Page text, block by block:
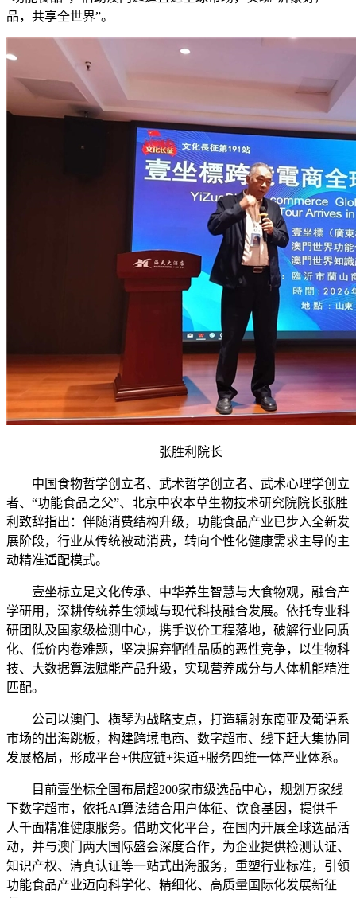
品，共享全世界”。
张胜利院长
中国食物哲学创立者、武术哲学创立者、武术心理学创立
者、“功能食品之父”、北京中农本草生物技术研究院院长张胜
利致辞指出：伴随消费结构升级，功能食品产业已步入全新发
展阶段，行业从传统被动消费，转向个性化健康需求主导的主
动精准适配模式。
壹坐标立足文化传承、中华养生智慧与大食物观，融合产
学研用，深耕传统养生领域与现代科技融合发展。依托专业科
研团队及国家级检测中心，携手议价工程落地，破解行业同质
化、低价内卷难题，坚决摒弃牺牲品质的恶性竞争，以生物科
技、大数据算法赋能产品升级，实现营养成分与人体机能精准
匹配。
公司以澳门、横琴为战略支点，打造辐射东南亚及葡语系
市场的出海跳板，构建跨境电商、数字超市、线下赶大集协同
发展格局，形成平台+供应链+渠道+服务四维一体产业体系。
目前壹坐标全国布局超200家市级选品中心，规划万家线
下数字超市，依托AI算法结合用户体征、饮食基因，提供千
人千面精准健康服务。借助文化平台，在国内开展全球选品活
动，并与澳门两大国际盛会深度合作，为企业提供检测认证、
知识产权、清真认证等一站式出海服务，重塑行业标准，引领
功能食品产业迈向科学化、精细化、高质量国际化发展新征